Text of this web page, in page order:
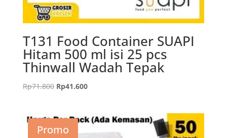
T131 Food Container SUAPI
Hitam 500 ml isi 25 pcs
Thinwall Wadah Tepak
Rp71.800 Harga
Rp71.800.
Rp41.600Harga
adalah:
Rp41.600.
Promo